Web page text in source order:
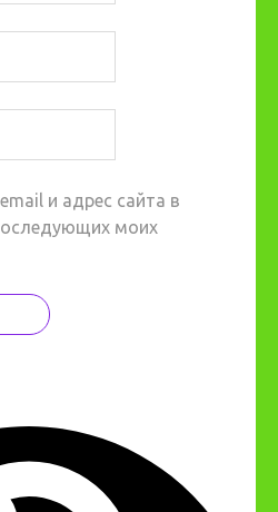
и адрес сайта в
моих